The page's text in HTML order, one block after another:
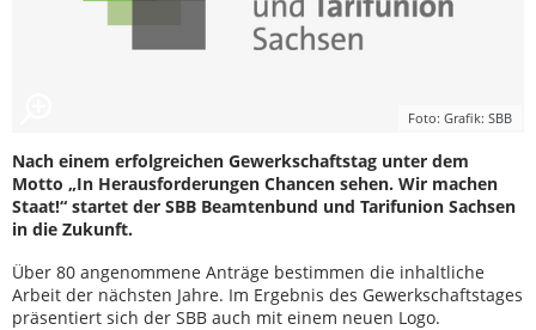
Foto: Grafik: SBB
Nach einem erfolgreichen Gewerkschaftstag unter dem
Motto „In Herausforderungen Chancen sehen. Wir machen
Staat!“ startet der SBB Beamtenbund und Tarifunion Sachsen
in die Zukunft.
Über 80 angenommene Anträge bestimmen die inhaltliche
Arbeit der nächsten Jahre. Im Ergebnis des Gewerkschaftstages
präsentiert sich der SBB auch mit einem neuen Logo.